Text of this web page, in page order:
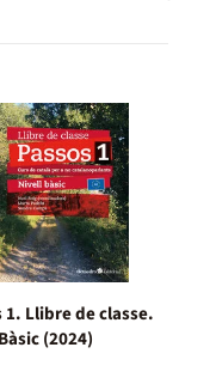
1. Llibre de classe.
(2024)